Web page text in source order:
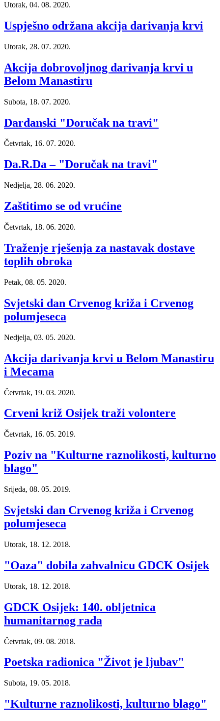
Utorak, 04. 08. 2020.
Uspješno održana akcija darivanja krvi
Utorak, 28. 07. 2020.
Akcija dobrovoljnog darivanja krvi u
Belom Manastiru
Subota, 18. 07. 2020.
Darđanski "Doručak na travi"
Četvrtak, 16. 07. 2020.
Da.R.Da – "Doručak na travi"
Nedjelja, 28. 06. 2020.
Zaštitimo se od vrućine
Četvrtak, 18. 06. 2020.
Traženje rješenja za nastavak dostave
toplih obroka
Petak, 08. 05. 2020.
Svjetski dan Crvenog križa i Crvenog
polumjeseca
Nedjelja, 03. 05. 2020.
Akcija darivanja krvi u Belom Manastiru
i Mecama
Četvrtak, 19. 03. 2020.
Crveni križ Osijek traži volontere
Četvrtak, 16. 05. 2019.
Poziv na "Kulturne raznolikosti, kulturno
blago"
Srijeda, 08. 05. 2019.
Svjetski dan Crvenog križa i Crvenog
polumjeseca
Utorak, 18. 12. 2018.
"Oaza" dobila zahvalnicu GDCK Osijek
Utorak, 18. 12. 2018.
GDCK Osijek: 140. obljetnica
humanitarnog rada
Četvrtak, 09. 08. 2018.
Poetska radionica "Život je ljubav"
Subota, 19. 05. 2018.
"Kulturne raznolikosti, kulturno blago"